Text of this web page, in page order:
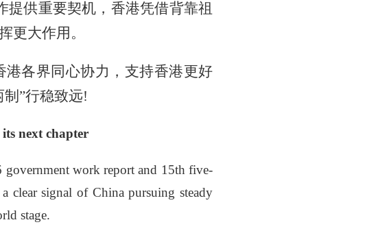
提供重要契机，香港凭借背靠祖
更大作用。
各界同心协力，支持香港更好
”行稳致远!
next chapter
government work report and 15th five-
clear signal of China pursuing steady
stage.